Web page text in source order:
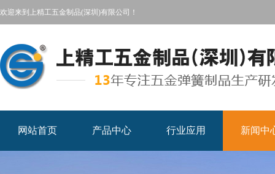
欢迎来到上精工五金制品(深圳)有限公司！
网站首页 产品中心 行业应用 新闻中